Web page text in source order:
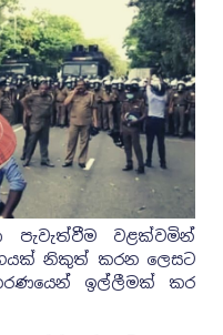
පැවැත්වීම වළක්වමින්
නිකුත් කරන ලෙසට
ඉල්ලීමක් කර